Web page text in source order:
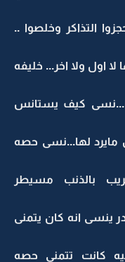
التذاكر وخلصوا ..
اول ولا اخر... خليفه
كيف يستانس
مايرد لها...نسى حصه
بالذنب مسيطر
ينسى انه كان يتمنى
كانت تتمنى حصه